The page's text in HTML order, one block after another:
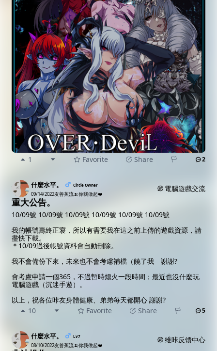
1 Favorite Share 2
什麼水平。 Circle Owner
09/14/2022友善蕉流🍌你我做起❤️
電腦遊戲交流
重大公告。
10/09號 10/09號 10/09號 10/09號 10/09號 10/09號
我的帳號壽終正寢，所以有需要我在這之前上傳的遊戲資源，請
盡快下載。
＊10/09過後帳號資料會自動刪除。
我不會備份下來，未來也不會考慮補檔（饒了我 謝謝?
會考慮申請一個365，不過暫時熄火一段時間；最近也沒什麼玩
電腦遊戲（沉迷手遊）。
以上，祝各位咔友身體健康、弟弟每天都開心 謝謝?
10
Favorite Share 5
什麼水平。 Lv7
08/10/2022友善蕉流🍌你我做起❤️
维咔反馈中心